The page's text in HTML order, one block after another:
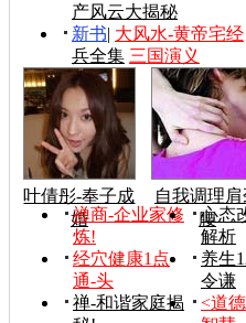
产风云大揭秘
新书| 大风水-黄帝宅经
兵全集 三国演义
叶倩彤-奉子成
婚
自我调理肩
腰
禅商-企业家修
炼!
心态
解析
经穴健康1点
通-头
养生
令谦
禅-和谐家庭揭
<道